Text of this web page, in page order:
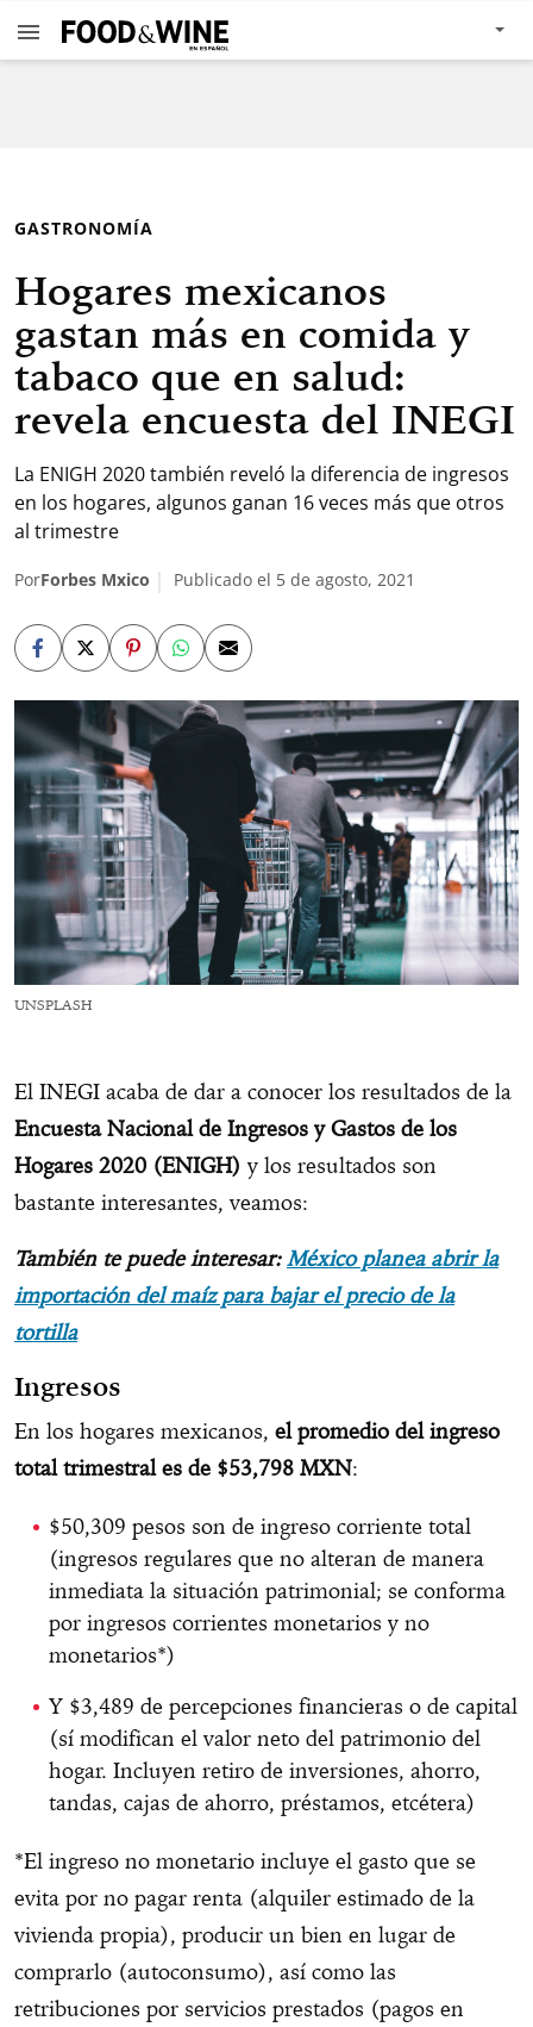
GASTRONOMÍA
Hogares mexicanos
gastan más en comida y
tabaco que en salud:
revela encuesta del INEGI
La ENIGH 2020 también reveló la diferencia de ingresos
en los hogares, algunos ganan 16 veces más que otros
al trimestre
PorForbes Mxico Publicado el 5 de agosto, 2021
UNSPLASH
El INEGI acaba de dar a conocer los resultados de la
Encuesta Nacional de Ingresos y Gastos de los
Hogares 2020 (ENIGH) y los resultados son
bastante interesantes, veamos:
También te puede interesar:México planea abrir la
importación del maíz para bajar el precio de la
tortilla
Ingresos
En los hogares mexicanos, el promedio del ingreso
total trimestral es de $53,798 MXN:
$50,309 pesos son de ingreso corriente total
(ingresos regulares que no alteran de manera
inmediata la situación patrimonial; se conforma
por ingresos corrientes monetarios y no
monetarios*)
Y $3,489 de percepciones financieras o de capital
(sí modifican el valor neto del patrimonio del
hogar. Incluyen retiro de inversiones, ahorro,
tandas, cajas de ahorro, préstamos, etcétera)
*El ingreso no monetario incluye el gasto que se
evita por no pagar renta (alquiler estimado de la
vivienda propia), producir un bien en lugar de
comprarlo (autoconsumo), así como las
retribuciones por servicios prestados (pagos en